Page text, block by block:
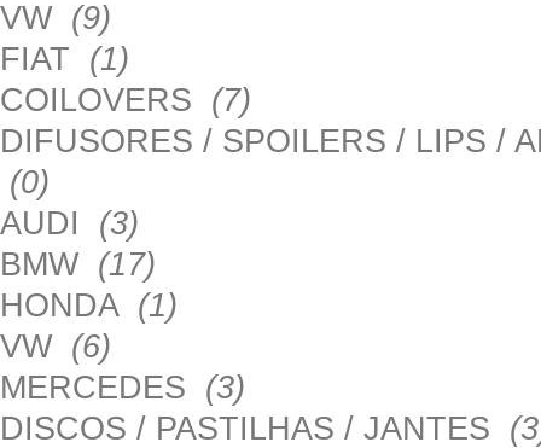
VW (9)
FIAT (1)
COILOVERS (7)
DIFUSORES / SPOILERS / LIPS /
(0)
AUDI (3)
BMW (17)
HONDA (1)
VW (6)
MERCEDES (3)
DISCOS / PASTILHAS / JANTES